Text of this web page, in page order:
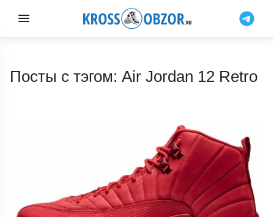
Посты с тэгом: Air Jordan 12 Retro